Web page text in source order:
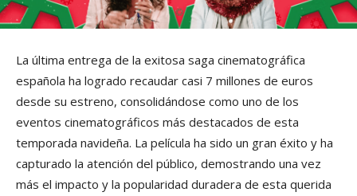
La última entrega de la exitosa saga cinematográfica
española ha logrado recaudar casi 7 millones de euros
desde su estreno, consolidándose como uno de los
eventos cinematográficos más destacados de esta
temporada navideña. La película ha sido un gran éxito y ha
capturado la atención del público, demostrando una vez
más el impacto y la popularidad duradera de esta querida